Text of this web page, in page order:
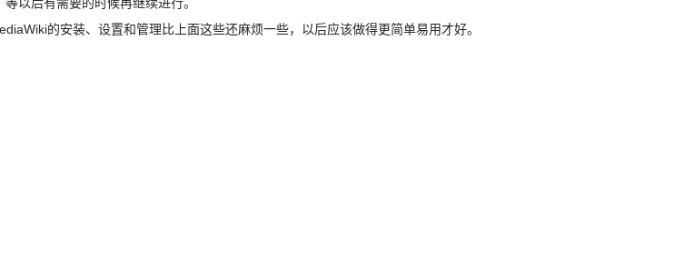
的安装、设置和管理比上面这些还麻烦一些，以后应该做得更简单易用才好。